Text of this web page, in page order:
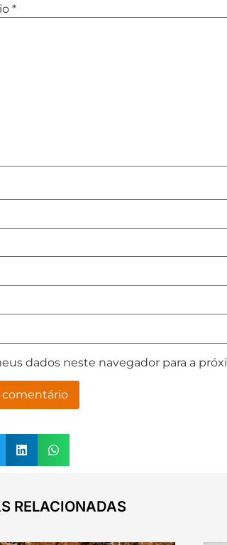
*
dados neste navegador para a
RELACIONADAS